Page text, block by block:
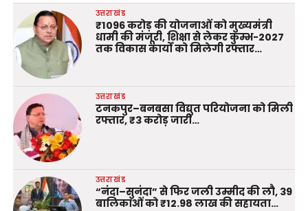
उत्तराखंड
₹1096 करोड़ की योजनाओं को मुख्यमंत्री
धामी की मंजूरी, शिक्षा से लेकर कुम्भ-2027
तक विकास कार्यों को मिलेगी रफ्तार…
उत्तराखंड
टनकपुर–बनबसा विद्युत परियोजना को मिली
रफ्तार, ₹3 करोड़ जारी…
उत्तराखंड
“नंदा–सुनंदा” से फिर जली उम्मीद की लौ, 39
बालिकाओं को ₹12.98 लाख की सहायता…